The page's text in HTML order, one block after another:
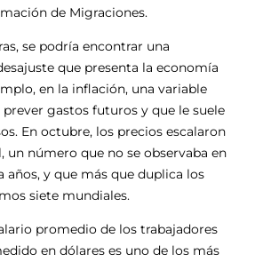
de Migraciones.
se podría encontrar una
que presenta la economía
en la inflación, una variable
gastos futuros y que le suele
En octubre, los precios escalaron
un número que no se observaba en
y que más que duplica los
siete mundiales.
promedio de los trabajadores
en dólares es uno de los más